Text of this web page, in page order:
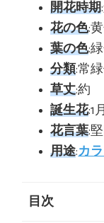
開花時期
花の色:
葉の色:
分類:常
草丈:約
誕生花:1
花言葉:
用途:カ
目次